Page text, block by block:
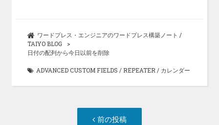
ワードプレス・エンジニアのワードプレス構築ノート /
TAIYO BLOG
日付の配列から今日以前を削除
ADVANCED CUSTOM FIELDS / REPEATER / カレンダー
前の投稿